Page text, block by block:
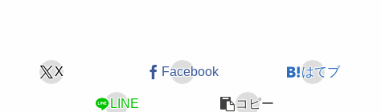
X Facebook はてブ
LINE コピー